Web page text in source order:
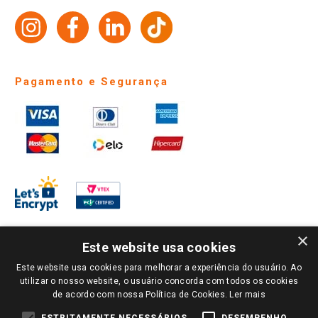
Identidade Visual
Pagamento e Segurança
PARA VER OS PREÇOS DA SUA REGIÃO, FAÇA LOGIN E SELECIONE A LOJA DE
SUA PREFERÊNCIA. SOMENTE APÓS O LOGIN, OS PREÇOS DA SUA REGIÃO OU
LOJA SERÃO CARREGADOS.
TODOS OS PREÇOS E CONDIÇÕES COMERCIAIS DESTE SITE SÃO VÁLIDOS APENAS
×
Este website usa cookies
Este website usa cookies para melhorar a experiência do usuário. Ao
utilizar o nosso website, o usuário concorda com todos os cookies
de acordo com nossa Política de Cookies. Ler mais